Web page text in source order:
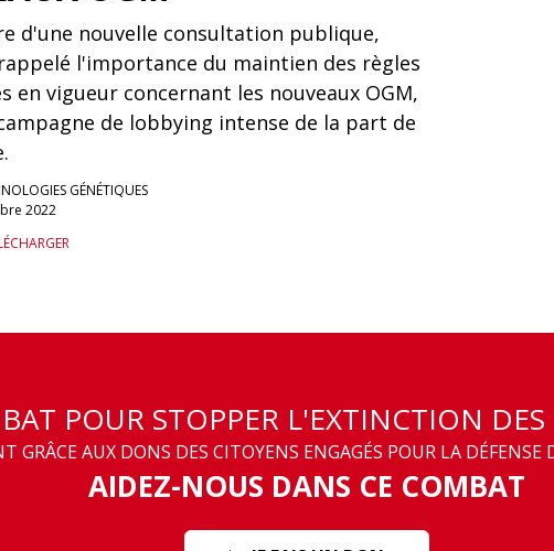
d'une nouvelle consultation publique,
rappelé l'importance du maintien des règles
en vigueur concernant les nouveaux OGM,
de lobbying intense de la part de
GÉNÉTIQUES
2022
POUR STOPPER L'EXTINCTION
GRÂCE AUX DONS DES CITOYENS ENGAGÉS POUR LA DÉFENSE
AIDEZ-NOUS DANS CE COMBAT